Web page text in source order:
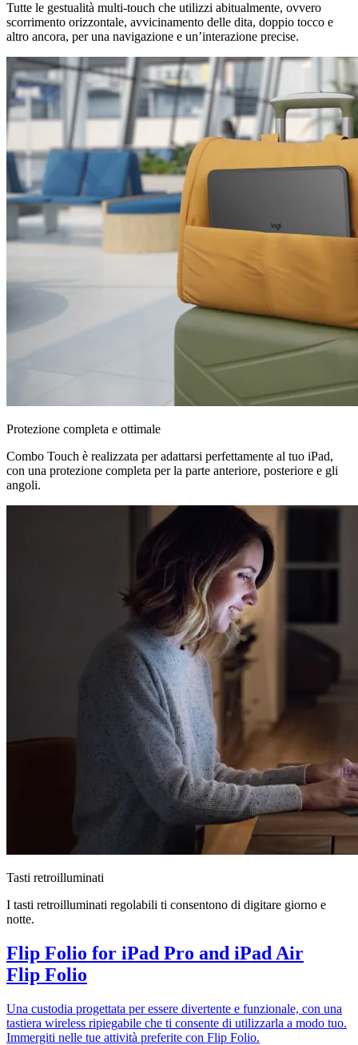
Tutte le gestualità multi-touch che utilizzi abitualmente, ovvero
scorrimento orizzontale, avvicinamento delle dita, doppio tocco e
altro ancora, per una navigazione e un’interazione precise.
Protezione completa e ottimale
Combo Touch è realizzata per adattarsi perfettamente al tuo iPad,
con una protezione completa per la parte anteriore, posteriore e gli
angoli.
Tasti retroilluminati
I tasti retroilluminati regolabili ti consentono di digitare giorno e
notte.
Flip Folio for iPad Pro and iPad Air
Flip Folio
Una custodia progettata per essere divertente e funzionale, con una
tastiera wireless ripiegabile che ti consente di utilizzarla a modo tuo.
Immergiti nelle tue attività preferite con Flip Folio.